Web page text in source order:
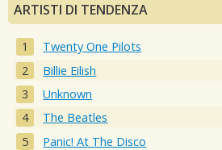
ARTISTI DI TENDENZA
Twenty One Pilots
Billie Eilish
Unknown
The Beatles
Panic! At The Disco